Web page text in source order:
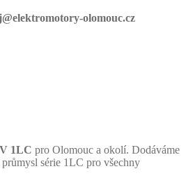
olomouc.cz
1LC pro Olomouc a okolí. Dodáváme
série 1LC pro všechny